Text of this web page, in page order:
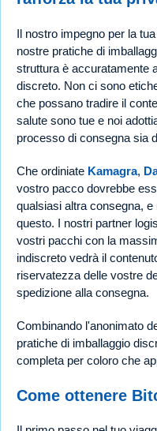
Il nostro impegno per la
nostre pratiche di
struttura è accuratamente
discreto. Non ci sono
che possano tradire il
salute sono tue e noi
processo di consegna sia
Che ordiniate Kamagra,
vostro pacco dovrebbe
qualsiasi altra consegna,
questo. I nostri partner
vostri pacchi con la
indiscreto vedrà il
riservatezza delle vostre
spedizione alla consegna.
Combinando l'anonimato
pratiche di imballaggio
completa per coloro che
Come ottenere